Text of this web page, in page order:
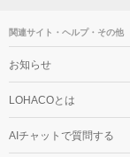
関連サイト・ヘルプ・その他
お知らせ
LOHACOとは
AIチャットで質問する